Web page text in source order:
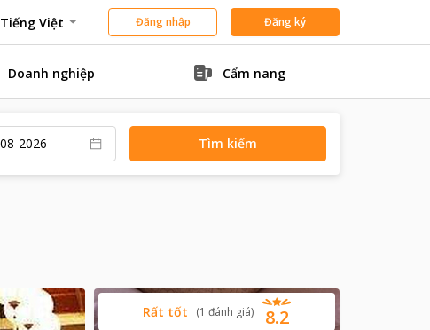
Tiếng Việt Đăng nhập Đăng ký
Doanh nghiệp Cẩm nang
Tìm kiếm
8.2
Rất tốt (1 đánh giá)